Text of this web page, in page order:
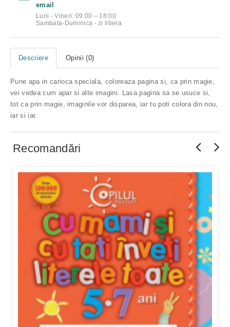
email
Luni - Vineri: 09:00 – 18:00
Sambata-Duminica - zi libera
Descriere Opinii (0)
Pune apa in carioca speciala, coloreaza pagina si, ca prin magie,
vei vedea cum apar si alte imagini. Lasa pagina sa se usuce si,
tot ca prin magie, imaginile vor disparea, iar tu poti colora din nou,
iar si iar.
Recomandări